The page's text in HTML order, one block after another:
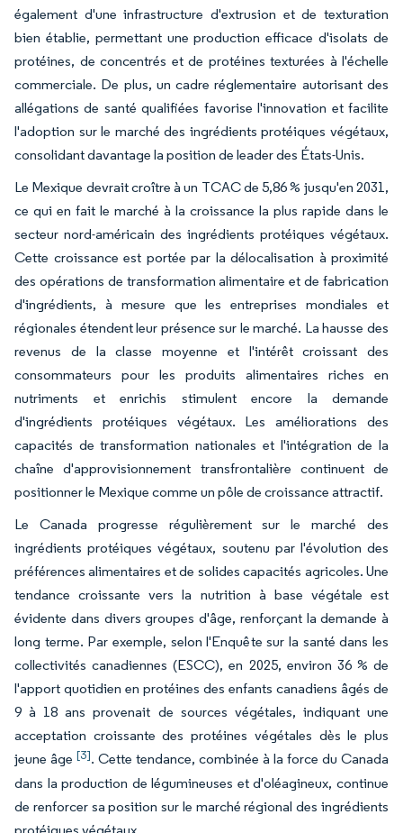
également d'une infrastructure d'extrusion et de texturation
bien établie, permettant une production efficace d'isolats de
protéines, de concentrés et de protéines texturées à l'échelle
commerciale. De plus, un cadre réglementaire autorisant des
allégations de santé qualifiées favorise l'innovation et facilite
l'adoption sur le marché des ingrédients protéiques végétaux,
consolidant davantage la position de leader des États-Unis.
Le Mexique devrait croître à un TCAC de 5,86 % jusqu'en 2031,
ce qui en fait le marché à la croissance la plus rapide dans le
secteur nord-américain des ingrédients protéiques végétaux.
Cette croissance est portée par la délocalisation à proximité
des opérations de transformation alimentaire et de fabrication
d'ingrédients, à mesure que les entreprises mondiales et
régionales étendent leur présence sur le marché. La hausse des
revenus de la classe moyenne et l'intérêt croissant des
consommateurs pour les produits alimentaires riches en
nutriments et enrichis stimulent encore la demande
d'ingrédients protéiques végétaux. Les améliorations des
capacités de transformation nationales et l'intégration de la
chaîne d'approvisionnement transfrontalière continuent de
positionner le Mexique comme un pôle de croissance attractif.
Le Canada progresse régulièrement sur le marché des
ingrédients protéiques végétaux, soutenu par l'évolution des
préférences alimentaires et de solides capacités agricoles. Une
tendance croissante vers la nutrition à base végétale est
évidente dans divers groupes d'âge, renforçant la demande à
long terme. Par exemple, selon l'Enquête sur la santé dans les
collectivités canadiennes (ESCC), en 2025, environ 36 % de
l'apport quotidien en protéines des enfants canadiens âgés de
9 à 18 ans provenait de sources végétales, indiquant une
acceptation croissante des protéines végétales dès le plus
jeune âge [3]. Cette tendance, combinée à la force du Canada
dans la production de légumineuses et d'oléagineux, continue
de renforcer sa position sur le marché régional des ingrédients